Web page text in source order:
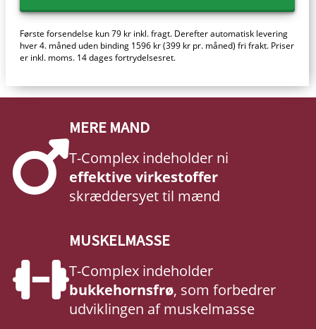
Første forsendelse kun 79 kr inkl. fragt. Derefter automatisk levering
hver 4. måned uden binding 1596 kr (399 kr pr. måned) fri frakt. Priser
er inkl. moms. 14 dages fortrydelsesret.
MERE MAND
T-Complex indeholder ni
effektive virkestoffer
skræddersyet til mænd
MUSKELMASSE
T-Complex indeholder
bukkehornsfrø, som forbedrer
udviklingen af muskelmasse